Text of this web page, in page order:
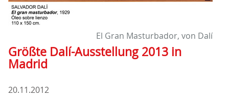
El Gran Masturbador, von Dalí
Größte Dalí-Ausstellung 2013 in
Madrid
20.11.2012